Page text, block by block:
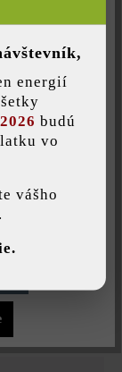
vám ponúkla
energií
budú
vo
vášho